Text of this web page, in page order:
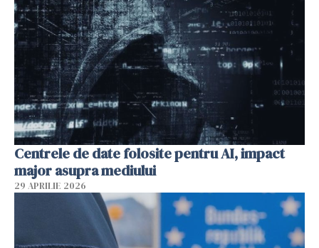
Centrele de date folosite pentru AI, impact
major asupra mediului
29 APRILIE 2026